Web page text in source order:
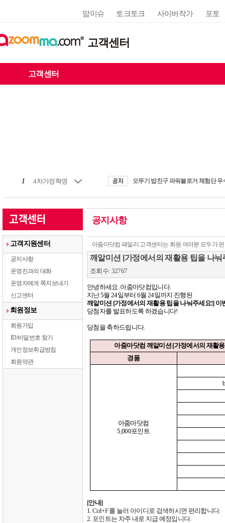
맘이슈 토크토크 사이버작가 포토
고객센터
고객센터
1 4차가정혁명
고객지원센터
공지사항
운영진과의 대화
운영자에게 쪽지보내기
신고센터
회원정보
회원가입
ID/비밀번호 찾기
개인정보취급방침
회원약관
공지사항
아줌마닷컴 패밀리 고객센터는 회원 여러분 모두가
깨알미션 [가정에서의 재활용 팁을 나
조회수: 32767
안녕하세요.아줌마닷컴입니다.
지난5월 24일부터 6월 24일까지 진행된
깨알미션 [가정에서의 재활용 팁을 나눠주세요!] 이
당첨자를 발표하도록 하겠습니다!
당첨을 축하드립니다.
아줌마닷컴 깨알미션[가정에서의 재활
경품
아줌마닷컴
5,000포인트
[안내]
1. Ctrl+F를 눌러 아이디로 검색하시면 편리합니다.
2. 포인트는 차주 내로 지급 예정입니다.